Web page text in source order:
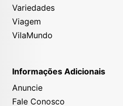
Variedades
Viagem
VilaMundo
Informações Adicionais
Anuncie
Fale Conosco